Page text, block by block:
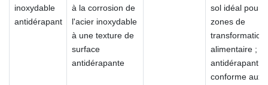
inoxydable
antidérapant
à la corrosion de
l'acier inoxydable
à une texture de
surface
antidérapante
sol idéal pour
zones de
transformation
alimentaire ;
antidérapant et
conforme aux